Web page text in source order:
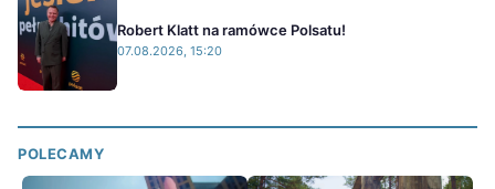
Robert Klatt na ramówce Polsatu!
07.08.2026, 15:20
POLECAMY